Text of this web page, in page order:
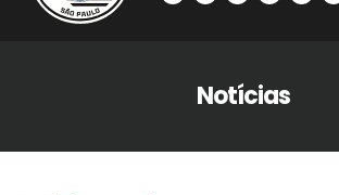
Notícias